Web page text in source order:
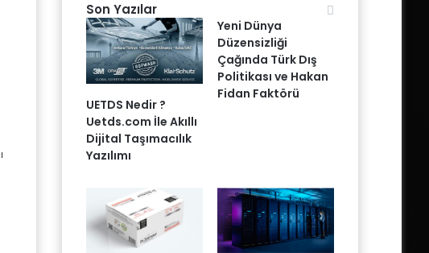
Son Yazılar
UETDS Nedir ?
Uetds.com İle Akıllı
Dijital Taşımacılık
Yazılımı
Yeni Dünya
Düzensizliği
Çağında Türk Dış
Politikası ve Hakan
Fidan Faktörü